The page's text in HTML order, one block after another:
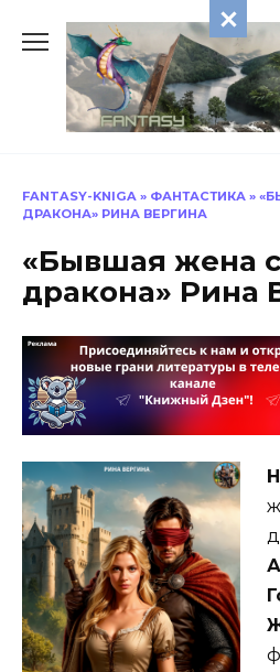
содержанию
FANTASY-KNIGA » ФАНТАСТИКА »
ДРАКОНА» РИНА ВЕРГИНА
«Бывшая жена
дракона» Рина